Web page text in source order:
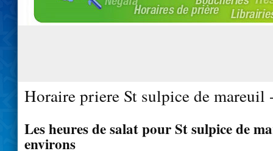
Horaire priere St sulpice de mareuil
Les heures de salat pour St sulpice de
environs